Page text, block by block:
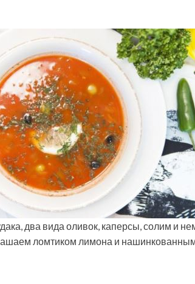
два вида оливок, каперсы, солим и
ломтиком лимона и